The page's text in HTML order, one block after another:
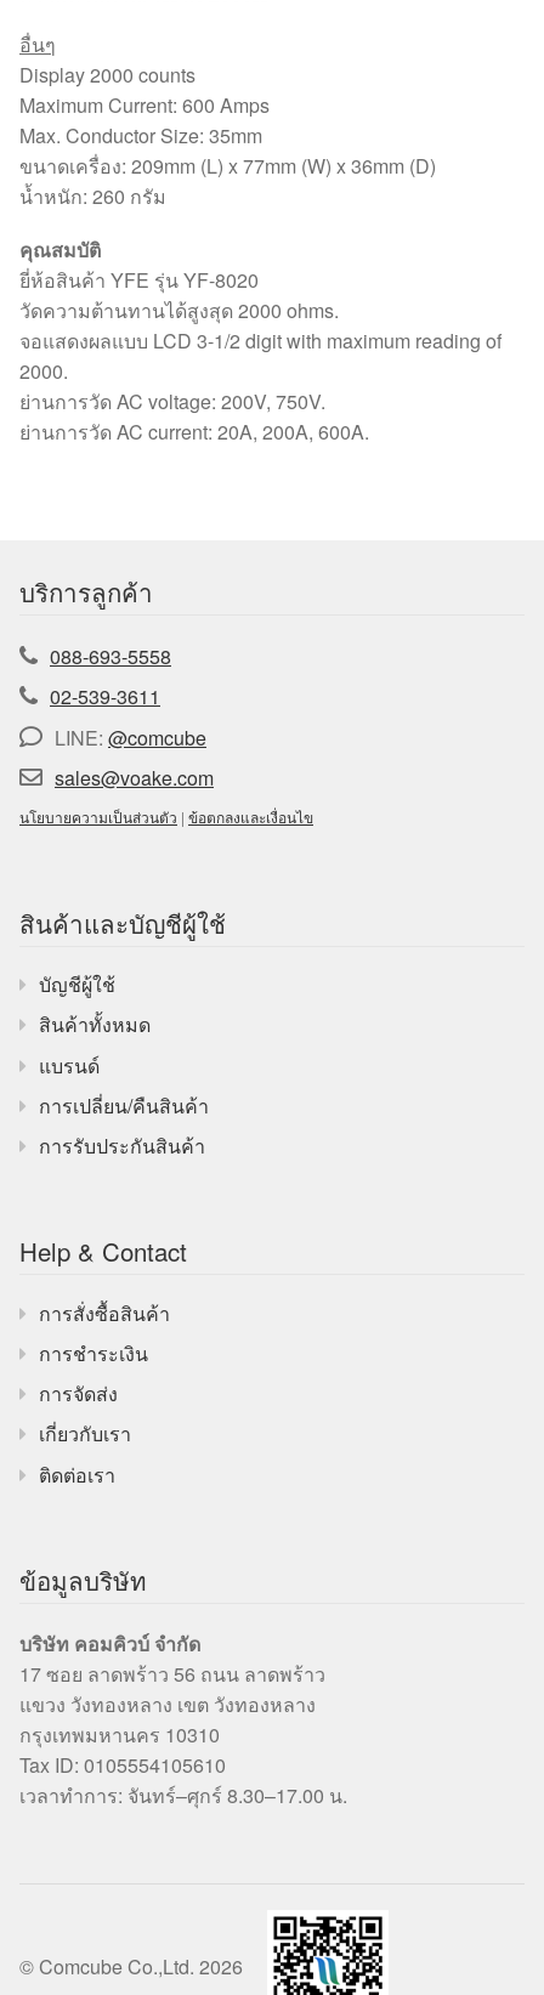
อื่นๆ
Display 2000 counts
Maximum Current: 600 Amps
Max. Conductor Size: 35mm
ขนาดเครื่อง: 209mm (L) x 77mm (W) x 36mm (D)
น้ำหนัก: 260 กรัม
คุณสมบัติ
ยี่ห้อสินค้า YFE รุ่น YF-8020
วัดความต้านทานได้สูงสุด 2000 ohms.
จอแสดงผลแบบ LCD 3-1/2 digit with maximum reading of
2000.
ย่านการวัด AC voltage: 200V, 750V.
ย่านการวัด AC current: 20A, 200A, 600A.
บริการลูกค้า
088-693-5558
02-539-3611
LINE: @comcube
sales@voake.com
นโยบายความเป็นส่วนตัว | ข้อตกลงและเงื่อนไข
สินค้าและบัญชีผู้ใช้
บัญชีผู้ใช้
สินค้าทั้งหมด
แบรนด์
การเปลี่ยน/คืนสินค้า
การรับประกันสินค้า
Help & Contact
การสั่งซื้อสินค้า
การชำระเงิน
การจัดส่ง
เกี่ยวกับเรา
ติดต่อเรา
ข้อมูลบริษัท
บริษัท คอมคิวบ์ จำกัด
17 ซอย ลาดพร้าว 56 ถนน ลาดพร้าว
แขวง วังทองหลาง เขต วังทองหลาง
กรุงเทพมหานคร 10310
Tax ID: 0105554105610
เวลาทำการ: จันทร์–ศุกร์ 8.30–17.00 น.
© Comcube Co.,Ltd. 2026